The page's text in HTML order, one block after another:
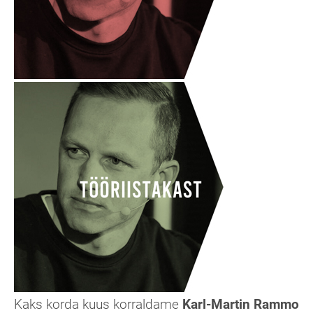
Kaks korda kuus korraldame Karl-Martin Rammo